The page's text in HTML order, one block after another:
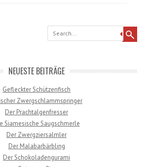
Search
NEUESTE BEITRÄGE
Gefleckter Schützenfisch
Zwergschlammspringer
Der Prachtalgenfresser
Siamesische Saugschmerle
Der Zwergziersalmler
Der Malabarbärbling
Der Schokoladengurami